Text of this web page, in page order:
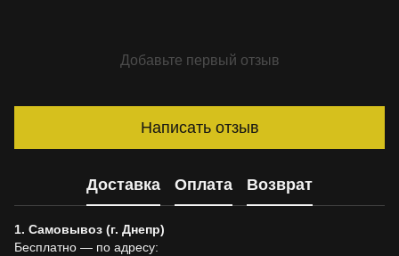
Добавьте первый отзыв
Написать отзыв
Доставка Оплата Возврат
1. Самовывоз (г. Днепр)
Бесплатно — по адресу: